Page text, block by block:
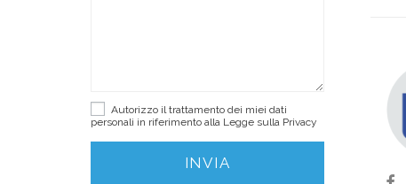
Autorizzo il trattamento dei miei dati
personali in riferimento alla Legge sulla Privacy